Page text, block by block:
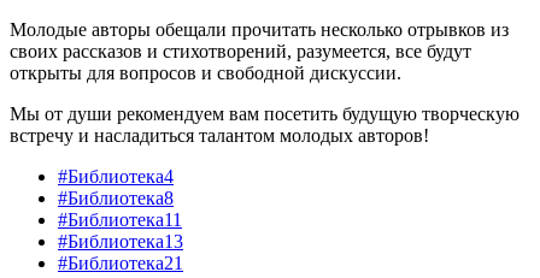
Молодые авторы обещали прочитать несколько отрывков из
своих рассказов и стихотворений, разумеется, все будут
открыты для вопросов и свободной дискуссии.
Мы от души рекомендуем вам посетить будущую творческую
встречу и насладиться талантом молодых авторов!
#Библиотека4
#Библиотека8
#Библиотека11
#Библиотека13
#Библиотека21